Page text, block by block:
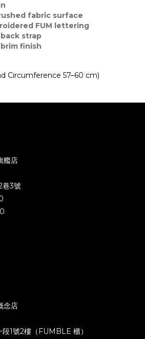
fabric surface
FUM lettering
strap
finish
Circumference 57–60 cm)
艦店
巷3號
念店
1號2樓（FUMBLE 櫃）